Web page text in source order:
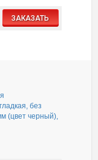
ЗАКАЗАТЬ
без
(цвет черный),